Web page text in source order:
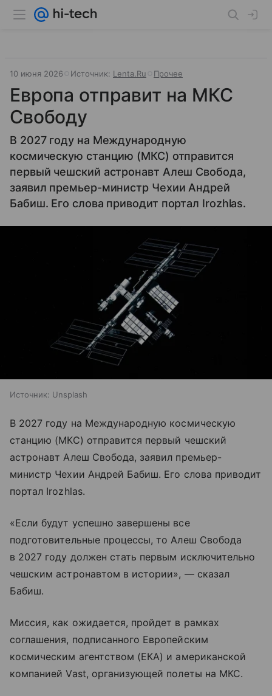
10 июня 2026 Источник: Lenta.Ru Прочее
Европа отправит на МКС
Свободу
В 2027 году на Международную
космическую станцию (МКС) отправится
первый чешский астронавт Алеш Свобода,
заявил премьер-министр Чехии Андрей
Бабиш. Его слова приводит портал Irozhlas.
Источник: Unsplash
В 2027 году на Международную космическую
станцию (МКС) отправится первый чешский
астронавт Алеш Свобода, заявил премьер-
министр Чехии Андрей Бабиш. Его слова приводит
портал Irozhlas.
«Если будут успешно завершены все
подготовительные процессы, то Алеш Свобода
в 2027 году должен стать первым исключительно
чешским астронавтом в истории», — сказал
Бабиш.
Миссия, как ожидается, пройдет в рамках
соглашения, подписанного Европейским
космическим агентством (ЕКА) и американской
компанией Vast, организующей полеты на МКС.